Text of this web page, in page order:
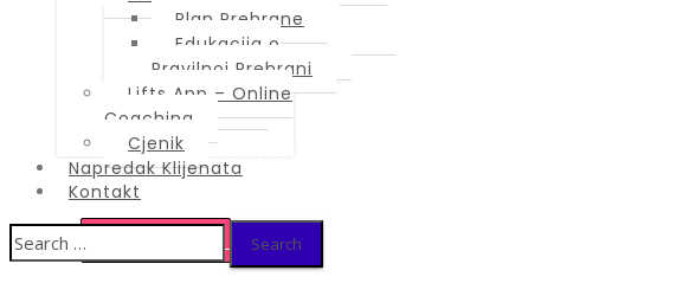
Edukacija o
Pravilnoj Prehrani
Lifts App – Online
Cjenik
Napredak Klijenata
Kontakt
BESPLATAN SAVJET
Plan Prehrane
Edukacija o
Pravilnoj Prehrani
Lifts App – Online
Coaching
Cjenik
Napredak Klijenata
Kontakt
Search
for: